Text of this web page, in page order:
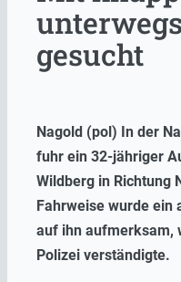
gesucht
Nagold (pol) In der
fuhr ein 32-jähriger
Wildberg in Richtung
Fahrweise wurde ein
auf ihn aufmerksam,
Polizei verständigte.